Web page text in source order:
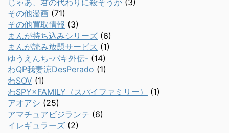
じゃあ、君の代わりに殺そうか (3)
その他漫画 (71)
その他買取情報 (3)
まんが持ち込みシリーズ (6)
まんが読み放題サービス (1)
ゆうえんち-バキ外伝- (14)
わQP我妻涼DesPerado (1)
わSOV (1)
わSPY×FAMILY（スパイファミリー）
(1)
アオアシ (25)
アマチュアビジランテ (6)
イレギュラーズ (2)